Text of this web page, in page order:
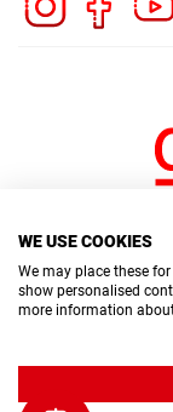
©
WE USE COOKIES
We may place these
show personalised
more information